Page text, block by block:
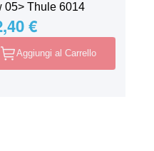
05> Thule 6014
€
Aggiungi al Carrello